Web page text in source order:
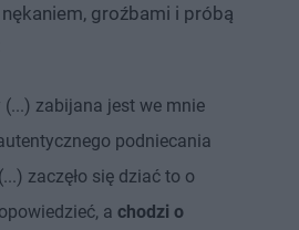
groźbami i próbą
(...) zabijana jest we mnie
podniecania
zaczęło się dziać to o
a chodzi o